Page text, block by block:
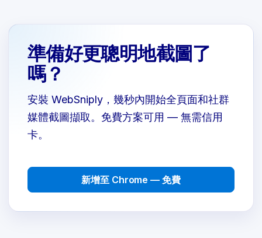
準備好更聰明地截圖了
嗎？
安裝 WebSniply，幾秒內開始全頁面和社群
媒體截圖擷取。免費方案可用 — 無需信用
卡。
新增至 Chrome — 免費